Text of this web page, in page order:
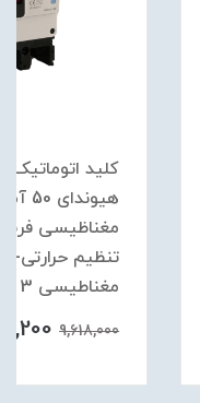
کلید اتوماتیک
هیوندای
مغناظیسی
تنظیم حرارتی-
مغناطیسی 3 پل
9,618,000